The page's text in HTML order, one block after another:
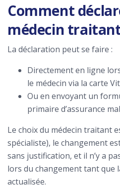
Comment
médecin
La déclaration peut se faire :
Directement en ligne
le médecin via la carte
Ou en envoyant un
primaire d’assurance
Le choix du médecin traitant
spécialiste), le changement
sans justification, et il n’y a
lors du changement tant que
actualisée.